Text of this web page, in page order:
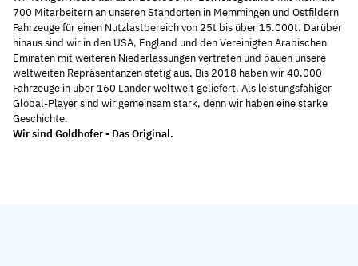
700 Mitarbeitern an unseren Standorten in Memmingen und Ostfildern
Fahrzeuge für einen Nutzlastbereich von 25t bis über 15.000t. Darüber
hinaus sind wir in den USA, England und den Vereinigten Arabischen
Emiraten mit weiteren Niederlassungen vertreten und bauen unsere
weltweiten Repräsentanzen stetig aus. Bis 2018 haben wir 40.000
Fahrzeuge in über 160 Länder weltweit geliefert. Als leistungsfähiger
Global-Player sind wir gemeinsam stark, denn wir haben eine starke
Geschichte.
Wir sind Goldhofer - Das Original.